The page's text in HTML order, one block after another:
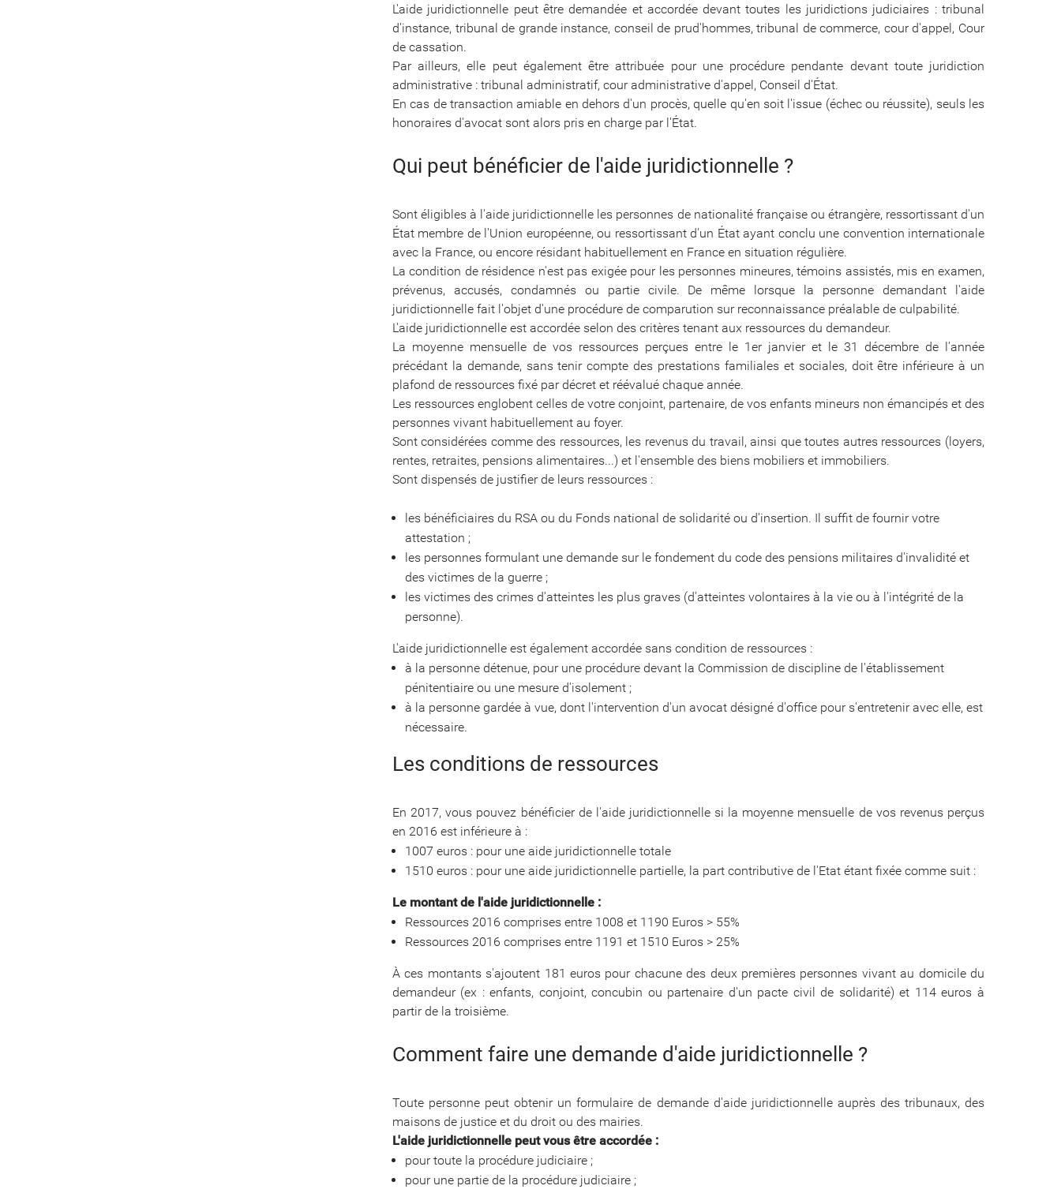
L'aide juridictionnelle peut être demandée et accordée devant toutes les juridictions judiciaires : tribunal
d'instance, tribunal de grande instance, conseil de prud'hommes, tribunal de commerce, cour d'appel, Cour
de cassation.
Par ailleurs, elle peut également être attribuée pour une procédure pendante devant toute juridiction
administrative : tribunal administratif, cour administrative d'appel, Conseil d'État.
En cas de transaction amiable en dehors d'un procès, quelle qu'en soit l'issue (échec ou réussite), seuls les
honoraires d'avocat sont alors pris en charge par l'État.
Qui peut bénéficier de l'aide juridictionnelle ?
Sont éligibles à l'aide juridictionnelle les personnes de nationalité française ou étrangère, ressortissant d'un
État membre de l'Union européenne, ou ressortissant d'un État ayant conclu une convention internationale
avec la France, ou encore résidant habituellement en France en situation régulière.
La condition de résidence n'est pas exigée pour les personnes mineures, témoins assistés, mis en examen,
prévenus, accusés, condamnés ou partie civile. De même lorsque la personne demandant l'aide
juridictionnelle fait l'objet d'une procédure de comparution sur reconnaissance préalable de culpabilité.
L'aide juridictionnelle est accordée selon des critères tenant aux ressources du demandeur.
La moyenne mensuelle de vos ressources perçues entre le 1er janvier et le 31 décembre de l'année
précédant la demande, sans tenir compte des prestations familiales et sociales, doit être inférieure à un
plafond de ressources fixé par décret et réévalué chaque année.
Les ressources englobent celles de votre conjoint, partenaire, de vos enfants mineurs non émancipés et des
personnes vivant habituellement au foyer.
Sont considérées comme des ressources, les revenus du travail, ainsi que toutes autres ressources (loyers,
rentes, retraites, pensions alimentaires...) et l'ensemble des biens mobiliers et immobiliers.
Sont dispensés de justifier de leurs ressources :
les bénéficiaires du RSA ou du Fonds national de solidarité ou d'insertion. Il suffit de fournir votre
attestation ;
les personnes formulant une demande sur le fondement du code des pensions militaires d'invalidité et
des victimes de la guerre ;
les victimes des crimes d'atteintes les plus graves (d'atteintes volontaires à la vie ou à l'intégrité de la
personne).
L'aide juridictionnelle est également accordée sans condition de ressources :
à la personne détenue, pour une procédure devant la Commission de discipline de l'établissement
pénitentiaire ou une mesure d'isolement ;
à la personne gardée à vue, dont l'intervention d'un avocat désigné d'office pour s'entretenir avec elle, est
nécessaire.
Les conditions de ressources
En 2017, vous pouvez bénéficier de l'aide juridictionnelle si la moyenne mensuelle de vos revenus perçus
en 2016 est inférieure à :
1007 euros : pour une aide juridictionnelle totale
1510 euros : pour une aide juridictionnelle partielle, la part contributive de l'Etat étant fixée comme suit :
Le montant de l'aide juridictionnelle :
Ressources 2016 comprises entre 1008 et 1190 Euros > 55%
Ressources 2016 comprises entre 1191 et 1510 Euros > 25%
À ces montants s'ajoutent 181 euros pour chacune des deux premières personnes vivant au domicile du
demandeur (ex : enfants, conjoint, concubin ou partenaire d'un pacte civil de solidarité) et 114 euros à
partir de la troisième.
Comment faire une demande d'aide juridictionnelle ?
Toute personne peut obtenir un formulaire de demande d'aide juridictionnelle auprès des tribunaux, des
maisons de justice et du droit ou des mairies.
L'aide juridictionnelle peut vous être accordée :
pour toute la procédure judiciaire ;
pour une partie de la procédure judiciaire ;